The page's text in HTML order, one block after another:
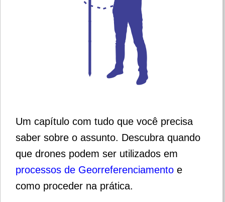
Um capítulo com tudo que você precisa
saber sobre o assunto. Descubra quando
que drones podem ser utilizados em
processos de Georreferenciamento e
como proceder na prática.